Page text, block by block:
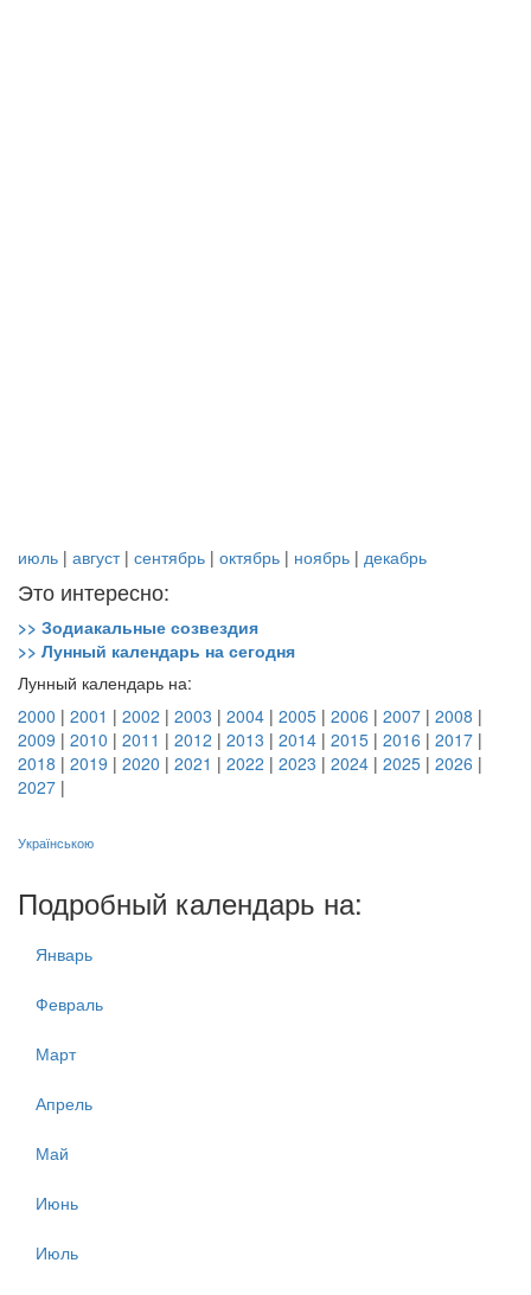
июль | август| сентябрь | октябрь | ноябрь | декабрь
Это интересно:
>> Зодиакальные созвездия
>> Лунный календарь на сегодня
Лунный календарь на:
2000 | 2001 | 2002 | 2003 | 2004 | 2005 | 2006 | 2007 | 2008 |
2009 | 2010 | 2011 | 2012 | 2013 | 2014 | 2015 | 2016 | 2017 |
2018 | 2019 | 2020 | 2021 | 2022 | 2023 | 2024 | 2025 | 2026 |
2027 |
Українською
Подробный календарь на:
Январь
Февраль
Март
Апрель
Май
Июнь
Июль